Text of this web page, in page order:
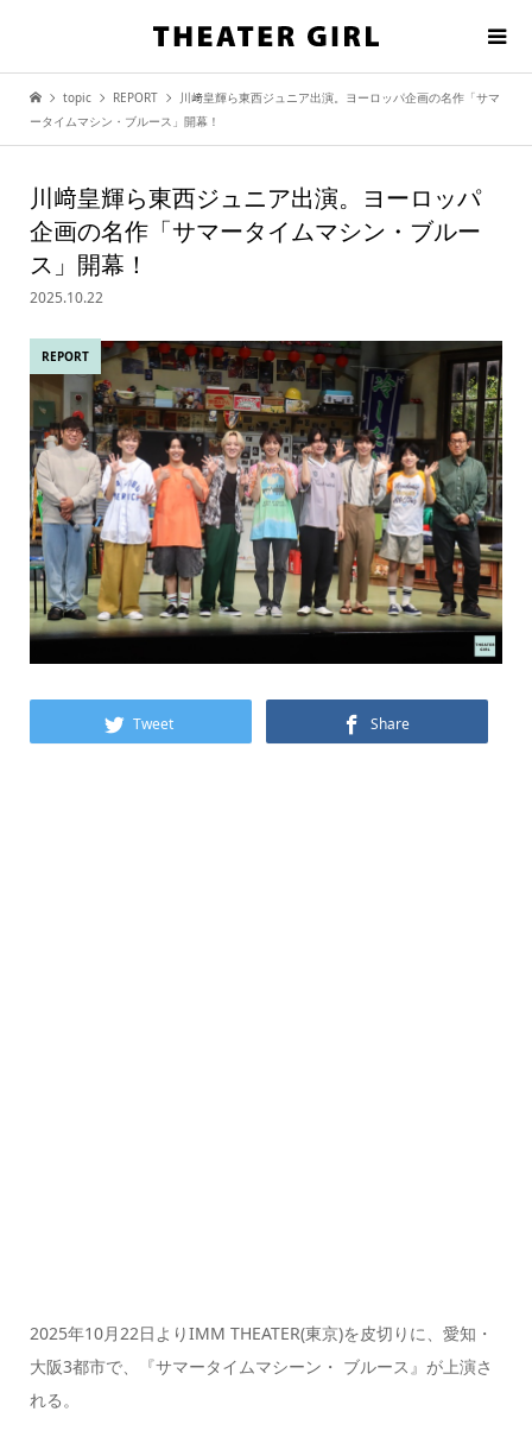
topic REPORT
川﨑皇輝ら東西ジュニア出演。ヨーロッパ企画の名作「サマ
ータイムマシン・ブルース」開幕！
川﨑皇輝ら東西ジュニア出演。ヨーロッパ
企画の名作「サマータイムマシン・ブルー
ス」開幕！
2025.10.22
REPORT
Tweet Share
2025年10月22日よりIMM THEATER(東京)を皮切りに、愛知・
大阪3都市で、『サマータイムマシーン・ ブルース』が上演さ
れる。